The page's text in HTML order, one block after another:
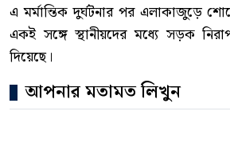
এ মর্মান্তিক দুর্ঘটনার পর এলাকাজুড়ে
একই সঙ্গে স্থানীয়দের মধ্যে সড়ক
দিয়েছে।
আপনার মতামত লিখুন